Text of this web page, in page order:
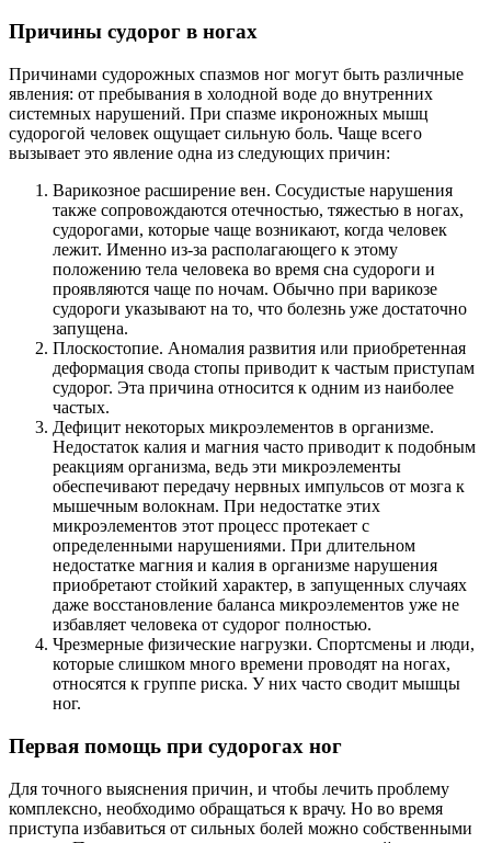
Причины судорог в ногах
Причинами судорожных спазмов ног могут быть различные
явления: от пребывания в холодной воде до внутренних
системных нарушений. При спазме икроножных мышц
судорогой человек ощущает сильную боль. Чаще всего
вызывает это явление одна из следующих причин:
Варикозное расширение вен. Сосудистые нарушения
также сопровождаются отечностью, тяжестью в ногах,
судорогами, которые чаще возникают, когда человек
лежит. Именно из-за располагающего к этому
положению тела человека во время сна судороги и
проявляются чаще по ночам. Обычно при варикозе
судороги указывают на то, что болезнь уже достаточно
запущена.
Плоскостопие. Аномалия развития или приобретенная
деформация свода стопы приводит к частым приступам
судорог. Эта причина относится к одним из наиболее
частых.
Дефицит некоторых микроэлементов в организме.
Недостаток калия и магния часто приводит к подобным
реакциям организма, ведь эти микроэлементы
обеспечивают передачу нервных импульсов от мозга к
мышечным волокнам. При недостатке этих
микроэлементов этот процесс протекает с
определенными нарушениями. При длительном
недостатке магния и калия в организме нарушения
приобретают стойкий характер, в запущенных случаях
даже восстановление баланса микроэлементов уже не
избавляет человека от судорог полностью.
Чрезмерные физические нагрузки. Спортсмены и люди,
которые слишком много времени проводят на ногах,
относятся к группе риска. У них часто сводит мышцы
ног.
Первая помощь при судорогах ног
Для точного выяснения причин, и чтобы лечить проблему
комплексно, необходимо обращаться к врачу. Но во время
приступа избавиться от сильных болей можно собственными